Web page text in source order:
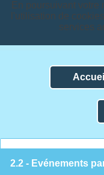
En poursuivant votre
l'utilisation de
services
Accueil
2.2 - Evénements